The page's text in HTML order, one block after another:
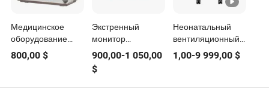
Медицинское
оборудование
многофункциональный
монитор (Q500) -1
800,00 $
Экстренный
монитор
больницы
медицинское
устройство для
медицинского
900,00-1 050,00
$
Неонатальный
вентиляционный
аппарат,
дыхательная
новорожденных,
1,00-9 999,00$